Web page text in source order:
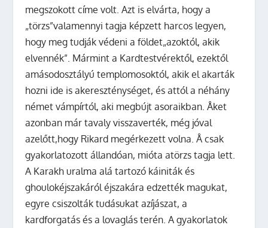
megszokott címe volt. Azt is elvárta, hogy a
„törzs”valamennyi tagja képzett harcos legyen,
hogy meg tudják védeni a földet„azoktól, akik
elvennék”. Mármint a Kardtestvérektől, ezektől
amásodosztályú templomosoktól, akik el akarták
hozni ide is akereszténységet, és attól a néhány
német vámpírtól, aki megbújt asoraikban. Åket
azonban már tavaly visszaverték, még jóval
azelőtt,hogy Rikard megérkezett volna. Å csak
gyakorlatozott állandóan, mióta atörzs tagja lett.
A Karakh uralma alá tartozó káiniták és
ghoulokéjszakáról éjszakára edzették magukat,
egyre csiszolták tudásukat azíjászat, a
kardforgatás és a lovaglás terén. A gyakorlatok